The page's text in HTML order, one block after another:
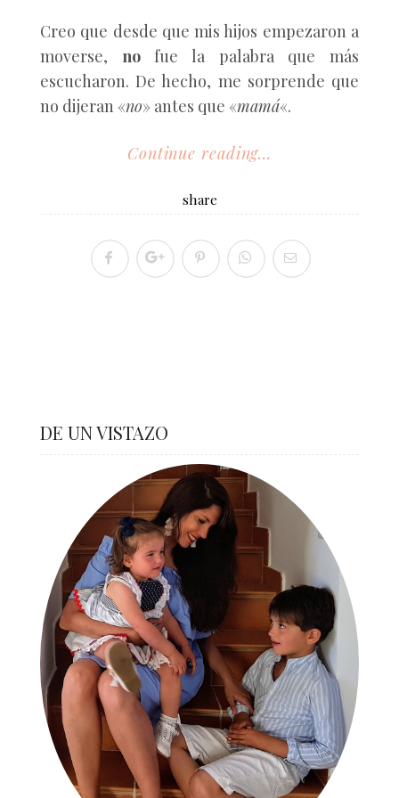
Creo que desde que mis hijos empezaron a
moverse, nofue la palabra que más
escucharon. De hecho, me sorprende que
no dijeran «no» antes que «mamá«.
Continue reading...
share
DE UN VISTAZO